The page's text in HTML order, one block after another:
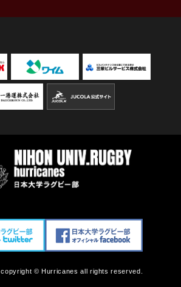
copyright © Hurricanes all rights reserved.